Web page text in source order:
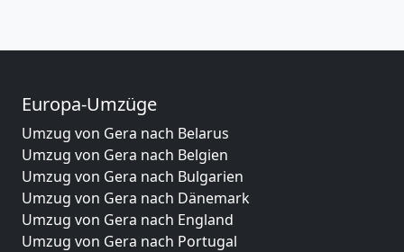
Europa-Umzüge
Umzug von Gera nach Belarus
Umzug von Gera nach Belgien
Umzug von Gera nach Bulgarien
Umzug von Gera nach Dänemark
Umzug von Gera nach England
Umzug von Gera nach Portugal